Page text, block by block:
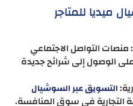
ميديا للمتاجر
التواصل الاجتماعي
على الوصول إلى شرائح جديدة
التسويق عبر السوشيال
التجارية في سوق المنافسة.